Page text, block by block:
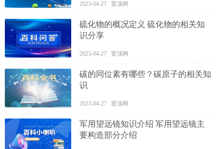
2023-04-27 置顶网
硫化物的概况定义 硫化物的相关知
识分享
2023-04-27 置顶网
碳的同位素有哪些？碳原子的相关知
识
2023-04-27 置顶网
军用望远镜知识介绍 军用望远镜主
要构造部分介绍